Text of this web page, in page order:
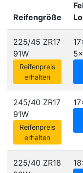
Reifengröße
225/45 ZR17
91W
Reifenpreis
erhalten
245/40 ZR17
91W
Reifenpreis
erhalten
225/40 ZR18